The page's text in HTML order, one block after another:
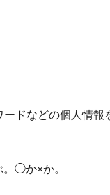
ドなどの個人情報
◯か×か。